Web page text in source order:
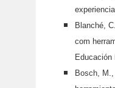
Blanché,
com
Bosch,